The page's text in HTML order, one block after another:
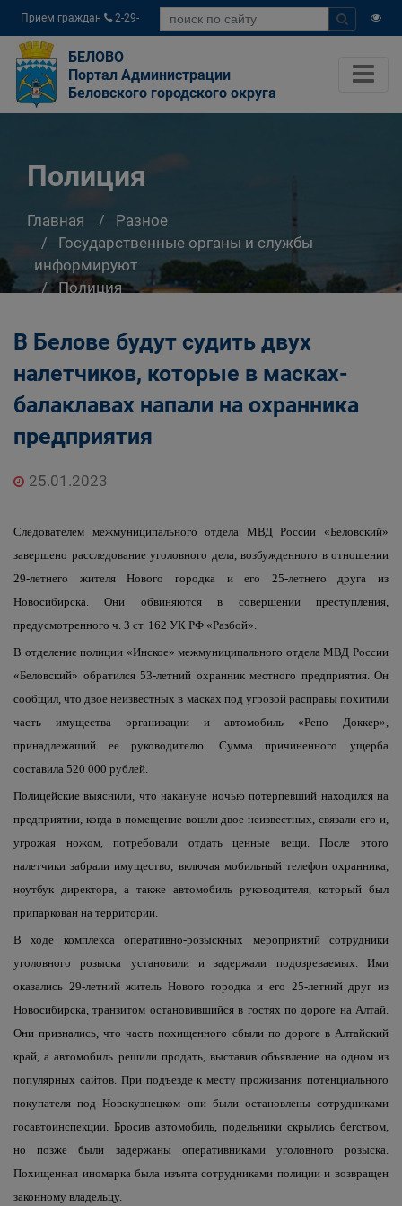
Прием граждан
2-29-
04
БЕЛОВО
Портал Администрации
Беловского городского округа
Полиция
Главная
Разное
Государственные органы и службы
информируют
Полиция
В Белове будут судить двух
налетчиков, которые в масках-
балаклавах напали на охранника
предприятия
25.01.2023
Следователем межмуниципального отдела МВД России «Беловский»
завершено расследование уголовного дела, возбужденного в отношении
29-летнего жителя Нового городка и его 25-летнего друга из
Новосибирска. Они обвиняются в совершении преступления,
предусмотренного ч. 3 ст. 162 УК РФ «Разбой».
В отделение полиции «Инское» межмуниципального отдела МВД России
«Беловский» обратился 53-летний охранник местного предприятия. Он
сообщил, что двое неизвестных в масках под угрозой расправы похитили
часть имущества организации и автомобиль «Рено Доккер»,
принадлежащий ее руководителю. Сумма причиненного ущерба
составила 520 000 рублей.
Полицейские выяснили, что накануне ночью потерпевший находился на
предприятии, когда в помещение вошли двое неизвестных, связали его и,
угрожая ножом, потребовали отдать ценные вещи. После этого
налетчики забрали имущество, включая мобильный телефон охранника,
ноутбук директора, а также автомобиль руководителя, который был
припаркован на территории.
В ходе комплекса оперативно-розыскных мероприятий сотрудники
уголовного розыска установили и задержали подозреваемых. Ими
оказались 29-летний житель Нового городка и его 25-летний друг из
Новосибирска, транзитом остановившийся в гостях по дороге на Алтай.
Они признались, что часть похищенного сбыли по дороге в Алтайский
край, а автомобиль решили продать, выставив объявление на одном из
популярных сайтов. При подъезде к месту проживания потенциального
покупателя под Новокузнецком они были остановлены сотрудниками
госавтоинспекции. Бросив автомобиль, подельники скрылись бегством,
но позже были задержаны оперативниками уголовного розыска.
Похищенная иномарка была изъята сотрудниками полиции и возвращен
законному владельцу.